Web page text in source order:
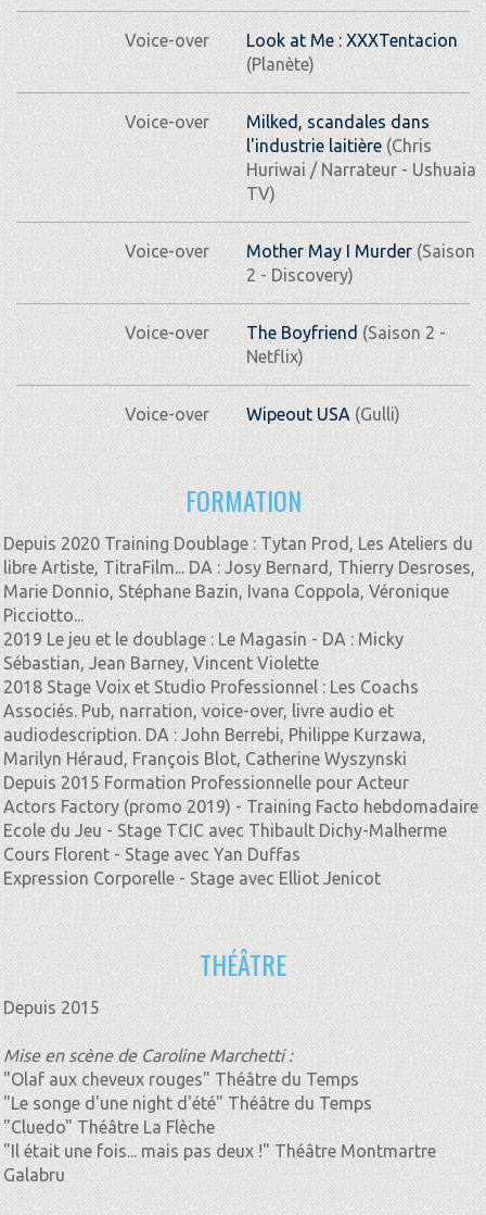
Voice-over
Look at Me : XXXTentacion
(Planète)
Voice-over
Milked, scandales dans
l'industrie laitière(Chris
Huriwai / Narrateur - Ushuaia
TV)
Voice-over Mother May I Murder(Saison
2 - Discovery)
Voice-over The Boyfriend (Saison 2 -
Netflix)
Voice-over Wipeout USA (Gulli)
FORMATION
Depuis 2020 Training Doublage : Tytan Prod, Les Ateliers du
libre Artiste, TitraFilm... DA : Josy Bernard, Thierry Desroses,
Marie Donnio, Stéphane Bazin, Ivana Coppola, Véronique
Picciotto...
2019 Le jeu et le doublage : Le Magasin - DA : Micky
Sébastian, Jean Barney, Vincent Violette
2018 Stage Voix et Studio Professionnel : Les Coachs
Associés. Pub, narration, voice-over, livre audio et
audiodescription. DA : John Berrebi, Philippe Kurzawa,
Marilyn Héraud, François Blot, Catherine Wyszynski
Depuis 2015 Formation Professionnelle pour Acteur
Actors Factory (promo 2019) - Training Facto hebdomadaire
Ecole du Jeu - Stage TCIC avec Thibault Dichy-Malherme
Cours Florent - Stage avec Yan Duffas
Expression Corporelle - Stage avec Elliot Jenicot
THÉÂTRE
Depuis 2015
Mise en scène de Caroline Marchetti :
"Olaf aux cheveux rouges" Théâtre du Temps
"Le songe d'une night d'été" Théâtre du Temps
"Cluedo" Théâtre La Flèche
"Il était une fois... mais pas deux !" Théâtre Montmartre
Galabru